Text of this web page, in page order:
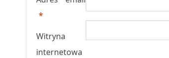
*
Witryna
internetowa